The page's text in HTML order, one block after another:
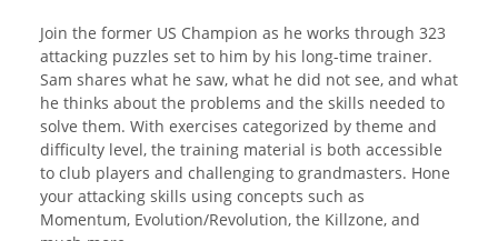
Join the former US Champion as he works through 323
attacking puzzles set to him by his long-time trainer.
Sam shares what he saw, what he did not see, and what
he thinks about the problems and the skills needed to
solve them. With exercises categorized by theme and
difficulty level, the training material is both accessible
to club players and challenging to grandmasters. Hone
your attacking skills using concepts such as
Momentum, Evolution/Revolution, the Killzone, and